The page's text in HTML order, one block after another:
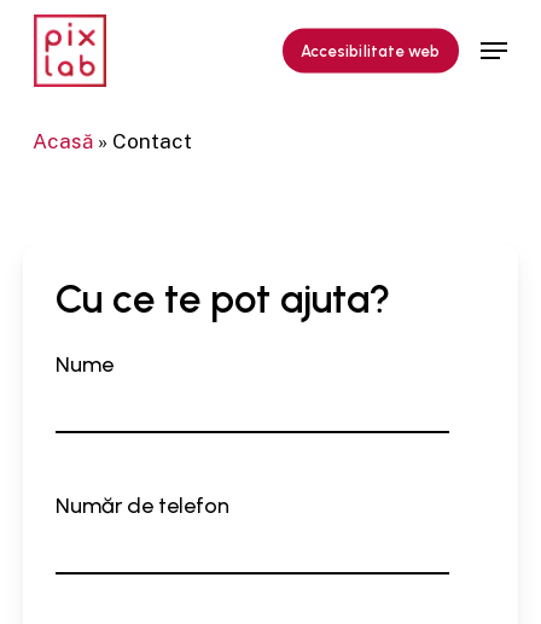
Skip
main
Accesibilitate web
Meniu
Acasă» Contact
Cu ce te pot ajuta?
Nume
Număr de telefon